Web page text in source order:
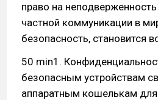
право на
частной коммуникации в
безопасность, становится
50 min1.
безопасным устройствам
аппаратным кошелькам